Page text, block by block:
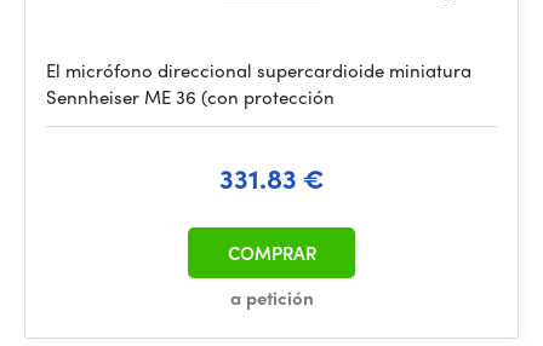
El micrófono direccional supercardioide miniatura
Sennheiser ME 36 (con protección
331.83 €
a petición
COMPRAR